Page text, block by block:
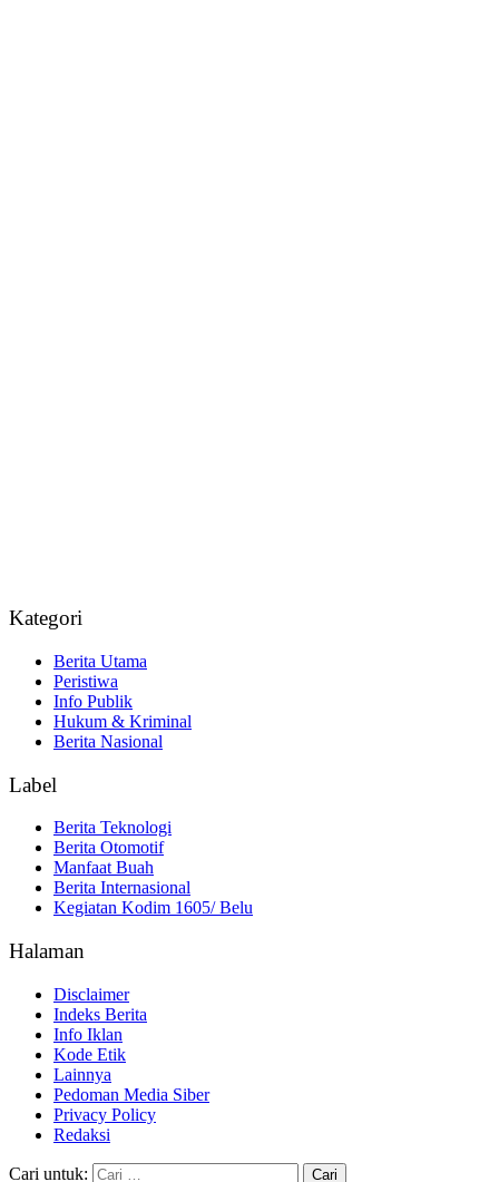
Kategori
Berita Utama
Peristiwa
Info Publik
Hukum & Kriminal
Berita Nasional
Label
Berita Teknologi
Berita Otomotif
Manfaat Buah
Berita Internasional
Kegiatan Kodim 1605/ Belu
Halaman
Disclaimer
Indeks Berita
Info Iklan
Kode Etik
Lainnya
Pedoman Media Siber
Privacy Policy
Redaksi
Cari untuk: